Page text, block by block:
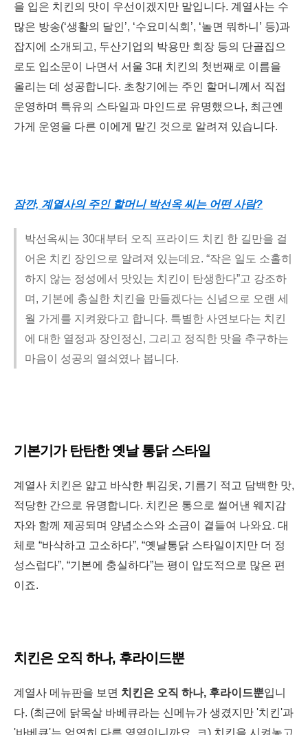
을 입은 치킨의 맛이 우선이겠지만 말입니다. 계열사는 수
많은 방송(‘생활의 달인’, ‘수요미식회’, ‘놀면 뭐하니’ 등)과
잡지에 소개되고, 두산기업의 박용만 회장 등의 단골집으
로도 입소문이 나면서 서울 3대 치킨의 첫번째로 이름을
올리는 데 성공합니다. 초창기에는 주인 할머니께서 직접
운영하며 특유의 스타일과 마인드로 유명했으나, 최근엔
가게 운영을 다른 이에게 맡긴 것으로 알려져 있습니다.
잠깐, 계열사의 주인 할머니 박선옥 씨는 어떤 사람?
박선옥씨는 30대부터 오직 프라이드 치킨 한 길만을 걸
어온 치킨 장인으로 알려져 있는데요. “작은 일도 소홀히
하지 않는 정성에서 맛있는 치킨이 탄생한다”고 강조하
며, 기본에 충실한 치킨을 만들겠다는 신념으로 오랜 세
월 가게를 지켜왔다고 합니다. 특별한 사연보다는 치킨
에 대한 열정과 장인정신, 그리고 정직한 맛을 추구하는
마음이 성공의 열쇠였나 봅니다.
기본기가 탄탄한 옛날 통닭 스타일
계열사 치킨은 얇고 바삭한 튀김옷, 기름기 적고 담백한 맛,
적당한 간으로 유명합니다. 치킨은 통으로 썰어낸 웨지감
자와 함께 제공되며 양념소스와 소금이 곁들여 나와요. 대
체로 “바삭하고 고소하다”, “옛날통닭 스타일이지만 더 정
성스럽다”, “기본에 충실하다”는 평이 압도적으로 많은 편
이죠.
치킨은 오직 하나, 후라이드뿐
계열사 메뉴판을 보면 치킨은 오직 하나, 후라이드뿐입니
다. (최근에 닭목살 바베큐라는 신메뉴가 생겼지만 '치킨'과
'바베큐'는 엄연히 다른 영역이니까요. ㅋ) 치킨을 시켜놓고